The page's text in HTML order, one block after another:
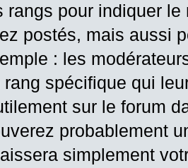
rangs pour indiquer
postés, mais aussi
: les
rang spécifique qui
sur le forum
probablement
simplement